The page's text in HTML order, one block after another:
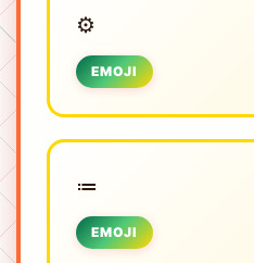
⚙️
EMOJI
≔
EMOJI